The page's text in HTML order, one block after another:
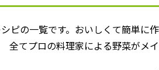
ピの一覧です。おいしくて簡単に
全てプロの料理家による野菜がメ